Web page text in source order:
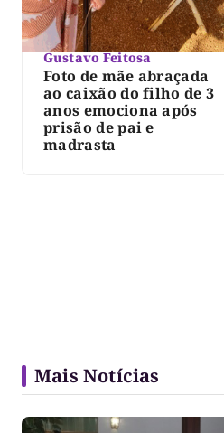
Gustavo Feitosa
Foto de mãe abraçada
ao caixão do filho de 3
anos emociona após
prisão de pai e
madrasta
Mais Notícias